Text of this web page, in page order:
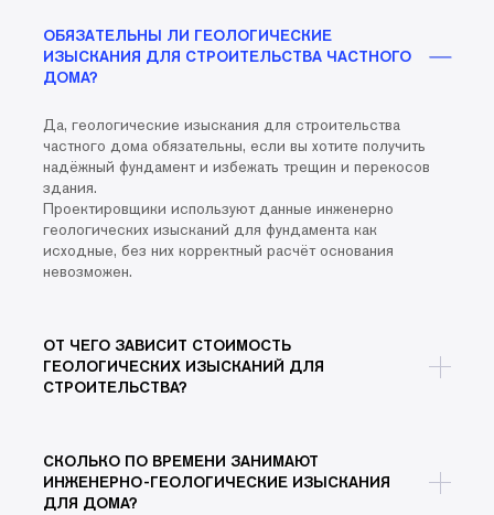
ОБЯЗАТЕЛЬНЫ ЛИ ГЕОЛОГИЧЕСКИЕ
ИЗЫСКАНИЯ ДЛЯ СТРОИТЕЛЬСТВА ЧАСТНОГО
ДОМА?
Да, геологические изыскания для строительства
частного дома обязательны, если вы хотите получить
надёжный фундамент и избежать трещин и перекосов
здания.
Проектировщики используют данные инженерно
геологических изысканий для фундамента как
исходные, без них корректный расчёт основания
невозможен.
ОТ ЧЕГО ЗАВИСИТ СТОИМОСТЬ
ГЕОЛОГИЧЕСКИХ ИЗЫСКАНИЙ ДЛЯ
СТРОИТЕЛЬСТВА?
СКОЛЬКО ПО ВРЕМЕНИ ЗАНИМАЮТ
ИНЖЕНЕРНО-ГЕОЛОГИЧЕСКИЕ ИЗЫСКАНИЯ
ДЛЯ ДОМА?